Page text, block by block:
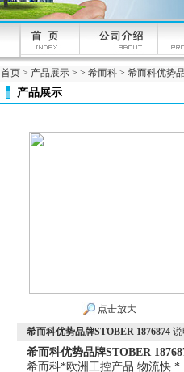
首页 > 产品展示 > > 希而科 > 希而科优势
产品展示
点击放大
希而科优势品牌STOBER 1876874 说
希而科优势品牌STOBER
希而科*欧洲工控产品 物流快 *